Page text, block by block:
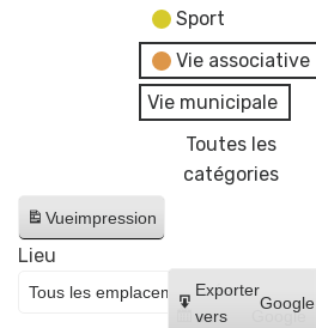
Sport
Vie associative
Vie municipale
Toutes les
catégories
Vueimpression
Créer
un
Google
Exporter
vers
Google
Lieu